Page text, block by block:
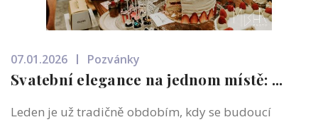
07.01.2026 Pozvánky
Svatební elegance na jednom místě: ...
Leden je už tradičně obdobím, kdy se budoucí